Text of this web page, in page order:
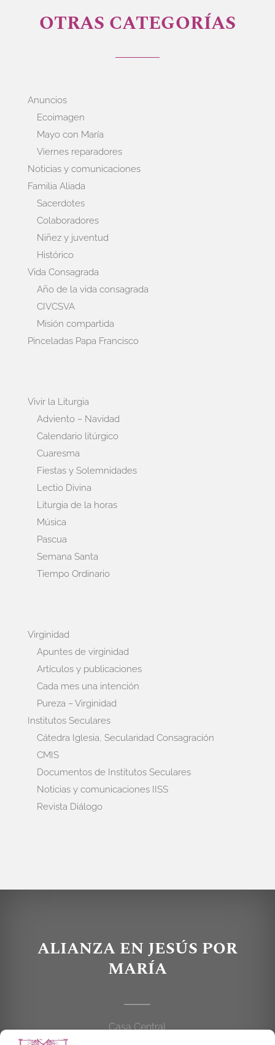
OTRAS CATEGORÍAS
Anuncios
Ecoimagen
Mayo con María
Viernes reparadores
Noticias y comunicaciones
Familia Aliada
Sacerdotes
Colaboradores
Niñez y juventud
Histórico
Vida Consagrada
Año de la vida consagrada
CIVCSVA
Misión compartida
Pinceladas Papa Francisco
Vivir la Liturgia
Adviento – Navidad
Calendario litúrgico
Cuaresma
Fiestas y Solemnidades
Lectio Divina
Liturgia de la horas
Música
Pascua
Semana Santa
Tiempo Ordinario
Virginidad
Apuntes de virginidad
Artículos y publicaciones
Cada mes una intención
Pureza – Virginidad
Institutos Seculares
Cátedra Iglesia, Secularidad Consagración
CMIS
Documentos de Institutos Seculares
Noticias y comunicaciones IISS
Revista Diálogo
ALIANZA EN JESÚS POR
MARÍA
Casa Central